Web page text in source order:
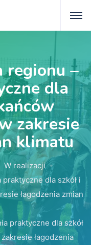
–
dla
zakresie
klimatu
W realizacji
dla szkół i
łagodzenia zmian
praktyczne dla szkół
łagodzenia